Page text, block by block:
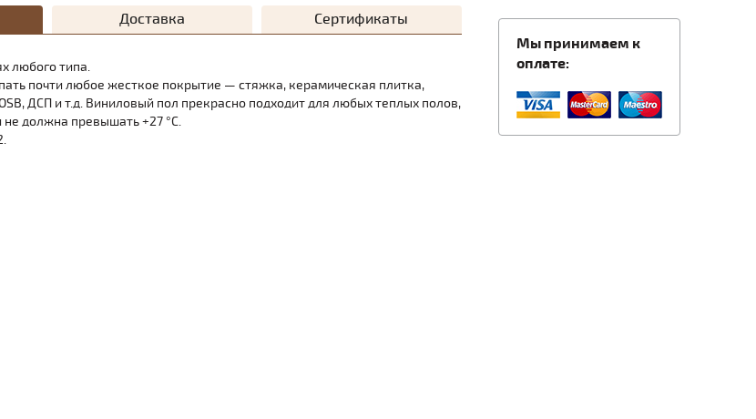
Доставка Сертификаты
любого типа.
почти любое жесткое покрытие — стяжка, керамическая плитка,
ДСП и т.д. Виниловый пол прекрасно подходит для любых теплых полов,
должна превышать +27 °C.
Мы принимаем к
оплате: